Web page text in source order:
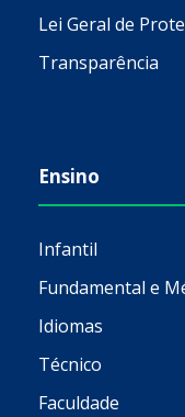
Lei Geral de
Transparência
Ensino
Infantil
Fundamental e
Idiomas
Técnico
Faculdade